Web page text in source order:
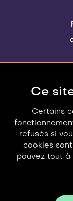
Ce
Certains
refusés si
cookies
pouvez tout à